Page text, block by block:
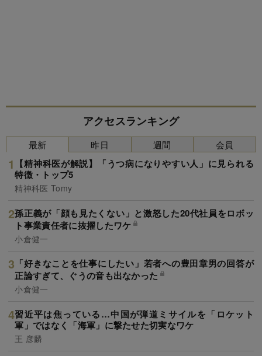
アクセスランキング
最新
【精神科医が解説】「うつ病になりやすい人」に見られる
特徴・トップ5
精神科医 Tomy
孫正義が「顔も見たくない」と激怒した20代社員をロボッ
ト事業責任者に抜擢したワケ
小倉健一
「好きなことを仕事にしたい」若者への豊田章男の回答が
正論すぎて、ぐうの音も出なかった
小倉健一
習近平は焦っている…中国が弾道ミサイルを「ロケット
軍」ではなく「海軍」に撃たせた切実なワケ
王 彦麟
昨日 週間 会員